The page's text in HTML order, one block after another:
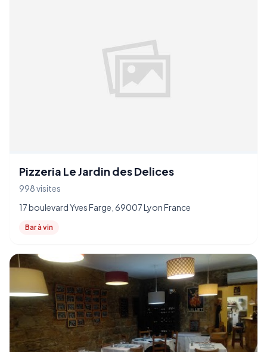
Pizzeria Le Jardin des Delices
998 visites
17 boulevard Yves Farge, 69007 Lyon France
Bar à vin